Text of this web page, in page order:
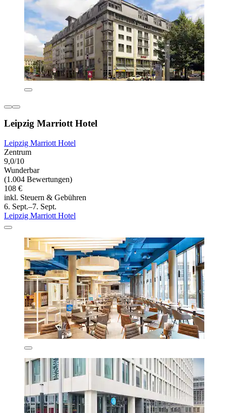
Leipzig Marriott Hotel
Leipzig Marriott Hotel
Zentrum
9,0/10
Wunderbar
(1.004 Bewertungen)
108 €
inkl. Steuern & Gebühren
6. Sept.–7. Sept.
Leipzig Marriott Hotel